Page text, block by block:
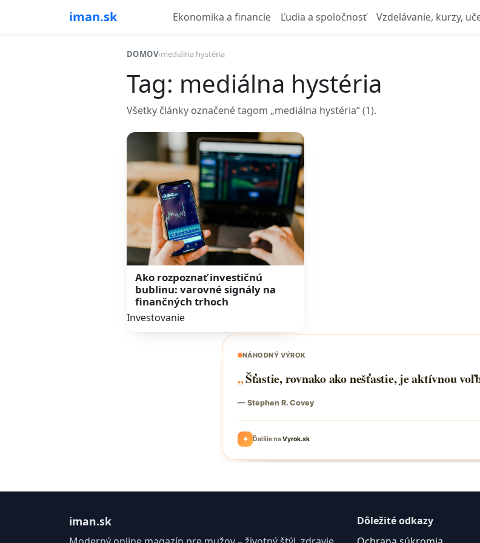
iman.sk Ekonomika a financie Ľudia a spoločnosť Vzdelávanie, kurzy,
DOMOV›mediálna hystéria
Tag: mediálna hystéria
Všetky články označené tagom „mediálna hystéria“ (1).
Ako rozpoznať investičnú
bublinu: varovné signály na
finančných trhoch
Investovanie
iman.sk
Dôležité odkazy